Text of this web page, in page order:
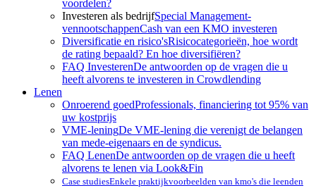
voordelen?
Investeren als bedrijfSpecial Management-
vennootschappenCash van een KMO investeren
Diversificatie en risico'sRisicocategorieën, hoe wordt
de rating bepaald? En hoe diversifiëren?
FAQ InvesterenDe antwoorden op de vragen die u
heeft alvorens te investeren in Crowdlending
Lenen
Onroerend goedProfessionals, financiering tot 95% van
uw kostprijs
VME-leningDe VME-lening die verenigt de belangen
van mede-eigenaars en de syndicus.
FAQ LenenDe antwoorden op de vragen die u heeft
alvorens te lenen via Look&Fin
Case studiesEnkele praktijkvoorbeelden van kmo's die leenden